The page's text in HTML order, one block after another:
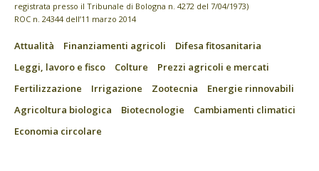
registrata presso il Tribunale di Bologna n. 4272 del 7/04/1973)
ROC n. 24344 dell’11 marzo 2014
Attualità Finanziamenti agricoli
Difesa fitosanitaria
Leggi, lavoro e fisco
Colture
Prezzi agricoli e mercati
Fertilizzazione
Irrigazione Zootecnia
Energie rinnovabili
Agricoltura biologica
Biotecnologie
Cambiamenti climatici
Economia circolare